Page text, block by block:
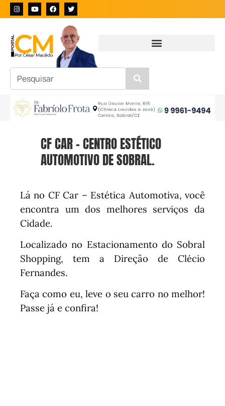
CF CAR – CENTRO ESTÉTICO
AUTOMOTIVO DE SOBRAL.
Lá no CF Car – Estética Automotiva, você
encontra um dos melhores serviços da
Cidade.
Localizado no Estacionamento do Sobral
Shopping, tem a Direção de Clécio
Fernandes.
Faça como eu, leve o seu carro no melhor!
Passe já e confira!